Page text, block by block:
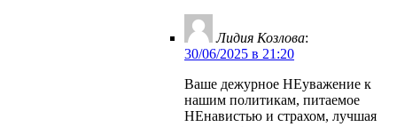
Лидия Козлова:
30/06/2025 в 21:20
Ваше дежурное НЕуважение к
нашим политикам, питаемое
НЕнавистью и страхом, лучшая